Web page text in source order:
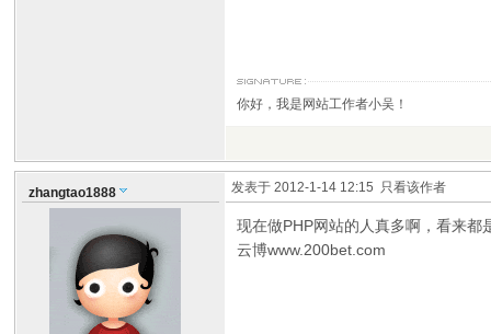
你好，我是网站工作者小吴！
zhangtao1888 发表于 2012-1-14 12:15 只看该作者
现在做PHP网站的人真多啊，看来都
云博www.200bet.com